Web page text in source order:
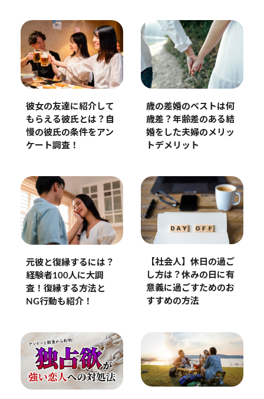
彼女の友達に紹介して
もらえる彼氏とは？自
慢の彼氏の条件をアン
ケート調査！
歳の差婚のベストは何
歳差？年齢差のある結
婚をした夫婦のメリッ
トデメリット
元彼と復縁するには？
経験者100人に大調
査！復縁する方法と
NG行動も紹介！
【社会人】休日の過ご
し方は？休みの日に有
意義に過ごすためのお
すすめの方法